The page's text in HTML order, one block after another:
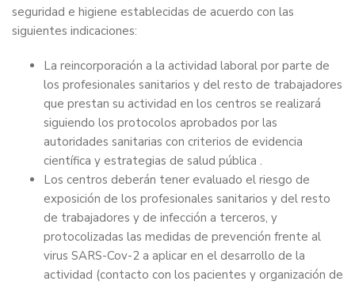
seguridad e higiene establecidas de acuerdo con las
siguientes indicaciones:
La reincorporación a la actividad laboral por parte de
los profesionales sanitarios y del resto de trabajadores
que prestan su actividad en los centros se realizará
siguiendo los protocolos aprobados por las
autoridades sanitarias con criterios de evidencia
científica y estrategias de salud pública .
Los centros deberán tener evaluado el riesgo de
exposición de los profesionales sanitarios y del resto
de trabajadores y de infección a terceros, y
protocolizadas las medidas de prevención frente al
virus SARS-Cov-2 a aplicar en el desarrollo de la
actividad (contacto con los pacientes y organización de